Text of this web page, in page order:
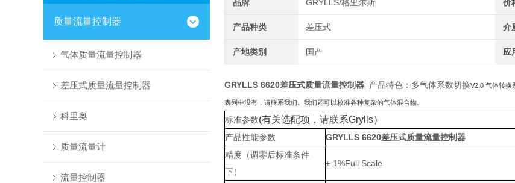
品牌 GRYLLS/格里尔斯 价
产品种类 差压式 介
产地类别 国产 应
GRYLLS 6620差压式质量流量控制器 产品特色：多气体系数切换V2.0 气体转换
表列中没有，请联系我们。我们还可以校准各种复杂的气体混合物。
标准参数(有关选配项，请联系Grylls）
产品性能参数
GRYLLS 6620差压式质量流量控制器
精度（调零后标准条件
下）
± 1%Full Scale
质量流量控制器
气体质量流量控制器
差压式质量流量控制器
科里奥
质量流量计
流量控制器